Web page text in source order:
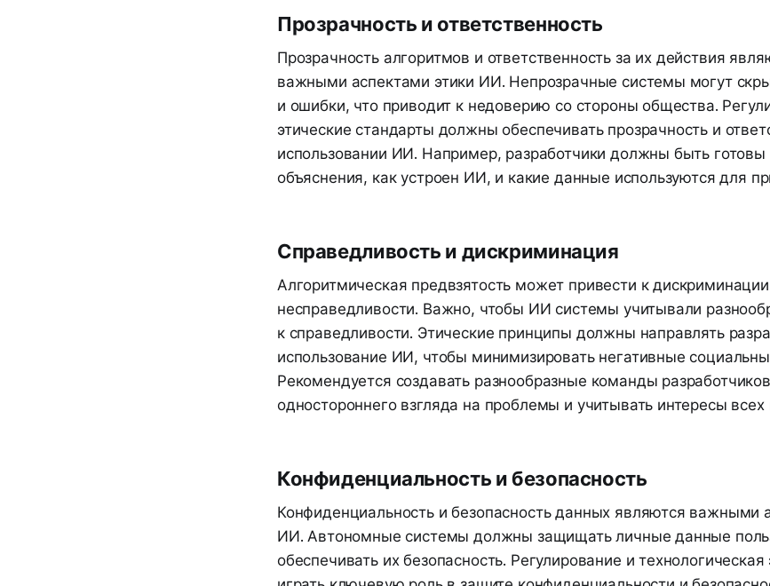
Прозрачность и ответственность
Прозрачность алгоритмов и ответственность за их действия
важными аспектами этики ИИ. Непрозрачные системы могут
и ошибки, что приводит к недоверию со стороны общества.
этические стандарты должны обеспечивать прозрачность и
использовании ИИ. Например, разработчики должны быть готовы
объяснения, как устроен ИИ, и какие данные используются для
Справедливость и дискриминация
Алгоритмическая предвзятость может привести к
несправедливости. Важно, чтобы ИИ системы учитывали
к справедливости. Этические принципы должны направлять
использование ИИ, чтобы минимизировать негативные
Рекомендуется создавать разнообразные команды
одностороннего взгляда на проблемы и учитывать интересы всех
Конфиденциальность и безопасность
Конфиденциальность и безопасность данных являются важными
ИИ. Автономные системы должны защищать личные данные
обеспечивать их безопасность. Регулирование и